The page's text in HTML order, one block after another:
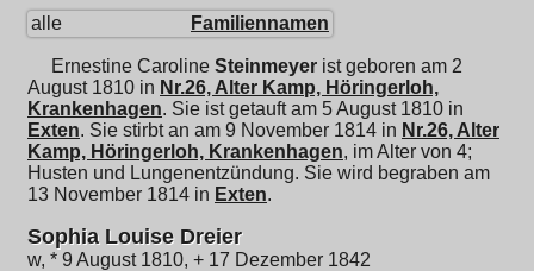
alle Familiennamen
Ernestine Caroline Steinmeyer ist geboren am 2
August 1810 in Nr.26, Alter Kamp, Höringerloh,
Krankenhagen. Sie ist getauft am 5 August 1810 in
Exten. Sie stirbt an am 9 November 1814 in Nr.26, Alter
Kamp, Höringerloh, Krankenhagen, im Alter von 4;
Husten und Lungenentzündung. Sie wird begraben am
13 November 1814 in Exten.
Sophia Louise Dreier
w, * 9 August 1810, + 17 Dezember 1842